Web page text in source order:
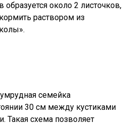
образуется около 2 листочков,
раствором из
семейка
30 см между кустиками
Такая схема позволяет